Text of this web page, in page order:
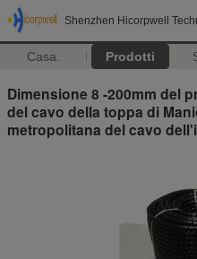
Shenzhen Hicorpwell
Casa. Prodotti
Dimensione 8 -200mm del
del cavo della toppa di
metropolitana del cavo